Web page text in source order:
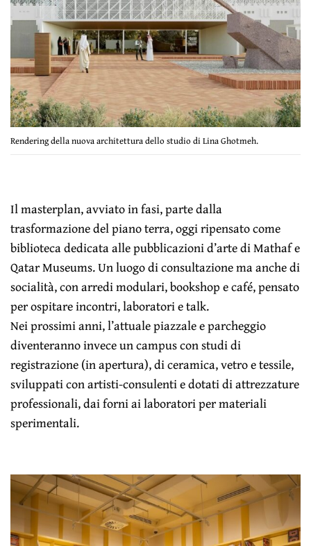
Rendering della nuova architettura dello studio di Lina Ghotmeh.
Il masterplan, avviato in fasi, parte dalla
trasformazione del piano terra, oggi ripensato come
biblioteca dedicata alle pubblicazioni d’arte di Mathaf e
Qatar Museums. Un luogo di consultazione ma anche di
socialità, con arredi modulari, bookshop e café, pensato
per ospitare incontri, laboratori e talk.
Nei prossimi anni, l’attuale piazzale e parcheggio
diventeranno invece un campus con studi di
registrazione (in apertura), di ceramica, vetro e tessile,
sviluppati con artisti-consulenti e dotati di attrezzature
professionali, dai forni ai laboratori per materiali
sperimentali.